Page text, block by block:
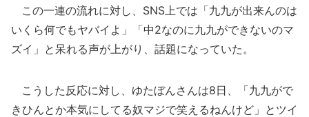
この一連の流れに対し、SNS上では「九九が出来んのは
いくら何でもヤバイよ」「中2なのに九九ができないのマ
ズイ」と呆れる声が上がり、話題になっていた。
こうした反応に対し、ゆたぼんさんは8日、「九九がで
きひんとか本気にしてる奴マジで笑えるねんけど」とツイ